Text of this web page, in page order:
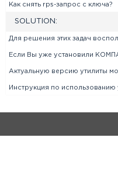
Как снять rps-запрос с ключа?
SOLUTION:
Для решения этих задач
Если Вы уже установили
Актуальную версию утилиты
Инструкция по использованию